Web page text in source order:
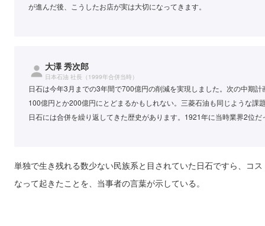
が進んだ後、こうしたお店が実は大切になってきます。
大澤 秀次郎
日本石油 社長（1999年合併当時）
日石は今年3月までの3年間で700億円の削減を実現しました。次の中期
100億円とか200億円にとどまるかもしれない。三菱石油も同じような
日石には合併を繰り返してきた歴史があります。1921年に当時業界2位
単独で生き残れる数少ない民族系と目されていた日石ですら、コ
なって起きたことを、当事者の言葉が示している。